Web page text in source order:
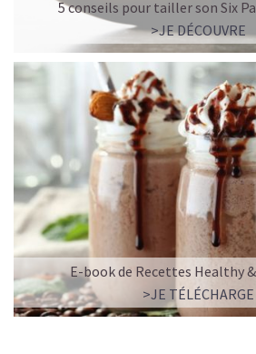
5 conseils pour tailler son Six
>JE DÉCOUVRE
E-book de Recettes Healthy
>JE TÉLÉCHARGE